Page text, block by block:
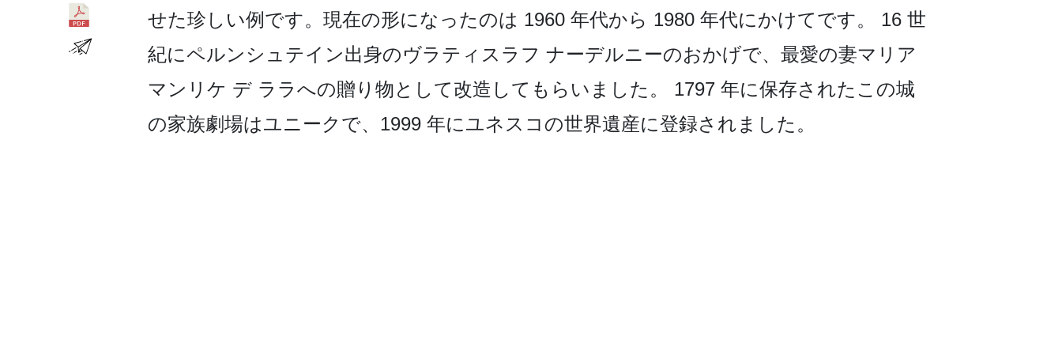
せた珍しい例です。現在の形になったのは 1960 年代から 1980 年代にかけてです。 16 世
紀にペルンシュテイン出身­のヴラティスラフ ナーデルニーのおかげで、最愛の妻マリア
マンリケ デ ララへの贈り物として改造し­てもらいました。 1797 年に保存されたこの城
の家族­劇場はユニークで、1999 年にユネスコの世界遺産に登­録されました。